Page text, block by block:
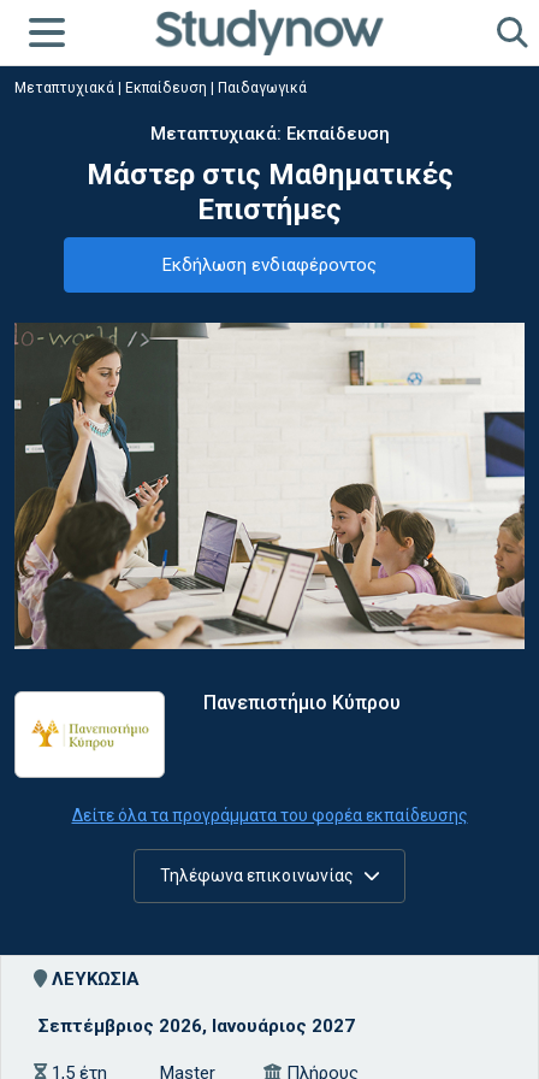
Μεταπτυχιακά Εκπαίδευση Παιδαγωγικά
Μεταπτυχιακά: Εκπαίδευση
Μάστερ στις Μαθηματικές
Επιστήμες
Εκδήλωση ενδιαφέροντος
Πανεπιστήμιο Κύπρου
Δείτε όλα τα προγράμματα του φορέα εκπαίδευσης
Τηλέφωνα επικοινωνίας
ΛΕΥΚΩΣΙΑ
Σεπτέμβριος 2026, Ιανουάριος 2027
1,5 έτη Master Πλήρους